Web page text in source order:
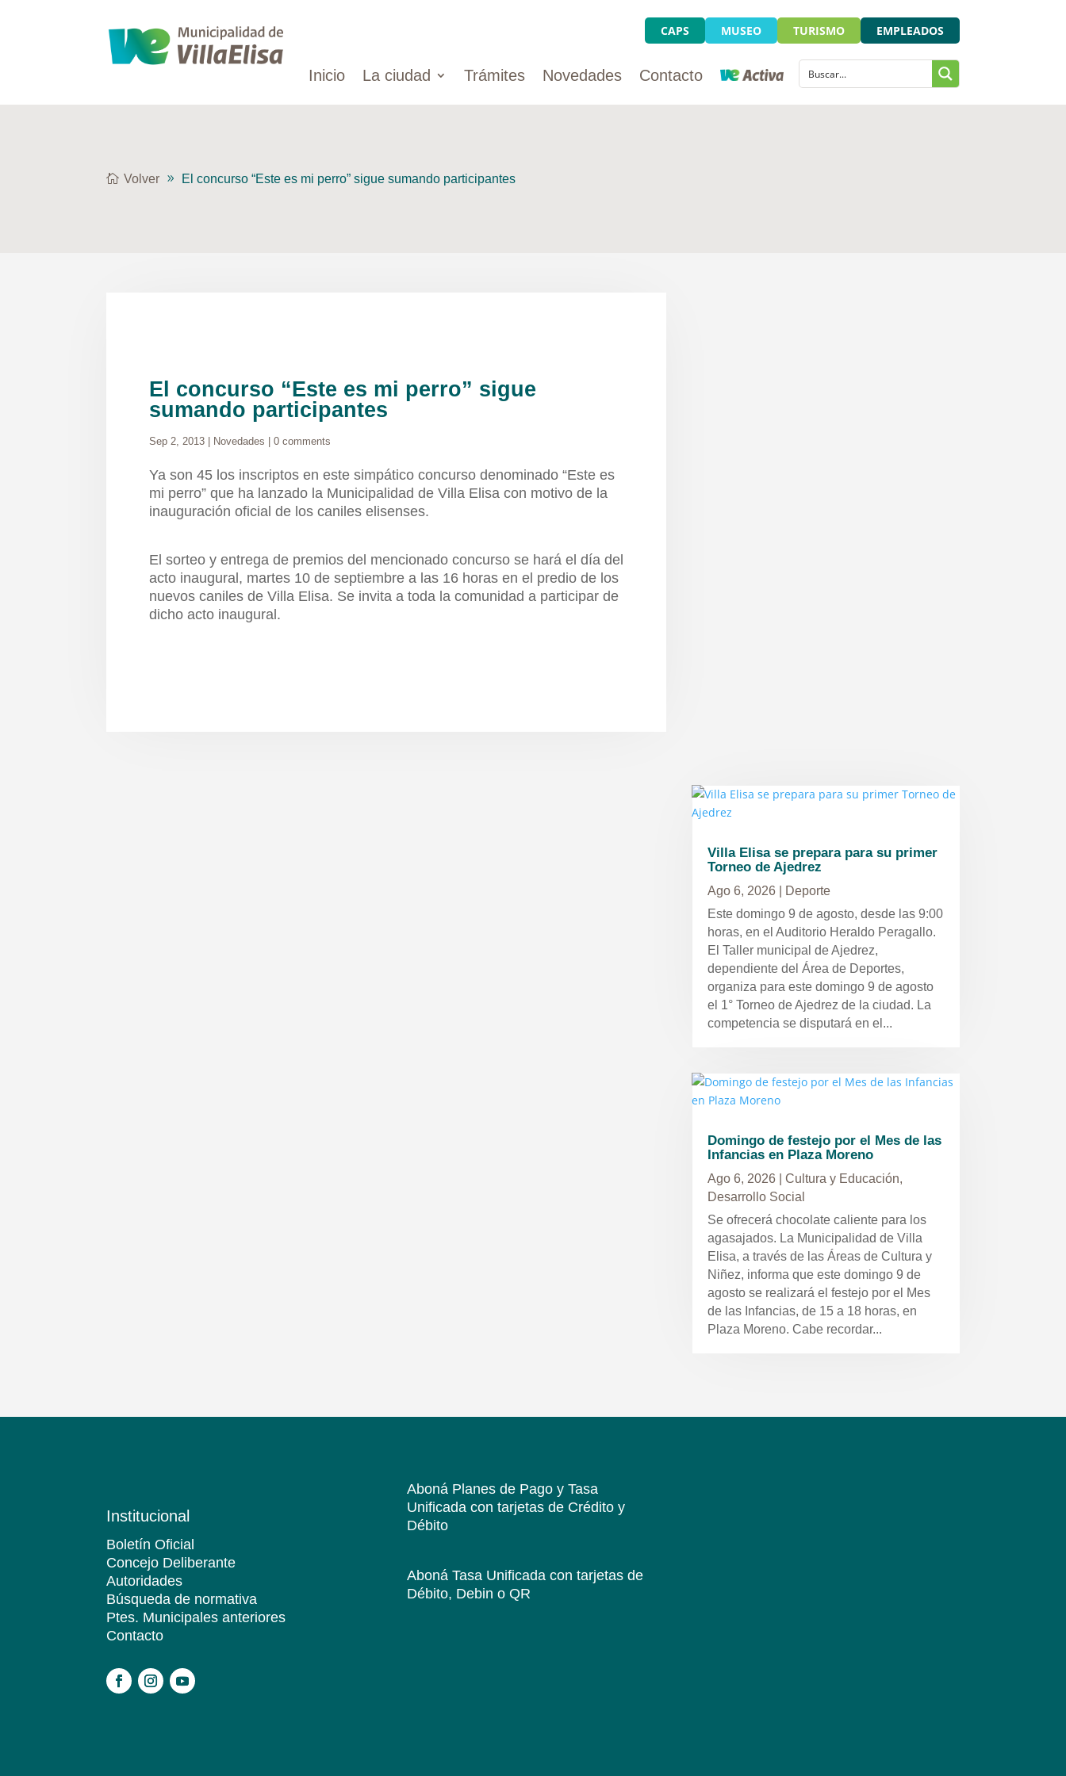
CAPS MUSEO TURISMO EMPLEADOS
Inicio La ciudad Trámites Novedades Contacto
Volver El concurso “Este es mi perro” sigue sumando participantes
El concurso “Este es mi perro” sigue
sumando participantes
Sep 2, 2013 Novedades |0 comments
Ya son 45 los inscriptos en este simpático concurso denominado “Este es
mi perro” que ha lanzado la Municipalidad de Villa Elisa con motivo de la
inauguración oficial de los caniles elisenses.
El sorteo y entrega de premios del mencionado concurso se hará el día del
acto inaugural, martes 10 de septiembre a las 16 horas en el predio de los
nuevos caniles de Villa Elisa. Se invita a toda la comunidad a participar de
dicho acto inaugural.
Villa Elisa se prepara para su primer
Torneo de Ajedrez
Ago 6, 2026|
Deporte
Este domingo 9 de agosto, desde las 9:00
horas, en el Auditorio Heraldo Peragallo.
El Taller municipal de Ajedrez,
dependiente del Área de Deportes,
organiza para este domingo 9 de agosto
el 1° Torneo de Ajedrez de la ciudad. La
competencia se disputará en el...
Domingo de festejo por el Mes de las
Infancias en Plaza Moreno
Ago 6, 2026| Cultura y Educación,
Desarrollo Social
Se ofrecerá chocolate caliente para los
agasajados. La Municipalidad de Villa
Elisa, a través de las Áreas de Cultura y
Niñez, informa que este domingo 9 de
agosto se realizará el festejo por el Mes
de las Infancias, de 15 a 18 horas, en
Plaza Moreno. Cabe recordar...
Institucional
Boletín Oficial
Concejo Deliberante
Autoridades
Búsqueda de normativa
Ptes. Municipales anteriores
Contacto
Aboná Planes de Pago y Tasa
Unificadacon tarjetas de Crédito y
Débito
Aboná Tasa Unificadacon tarjetas de
Débito, Debin o QR